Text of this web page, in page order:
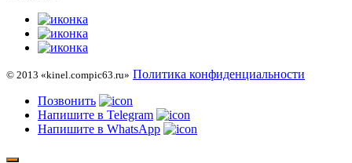
© 2013 «kinel.compic63.ru» Политика конфиденциальности
Позвонить
Напишите в Telegram
Напишите в WhatsApp